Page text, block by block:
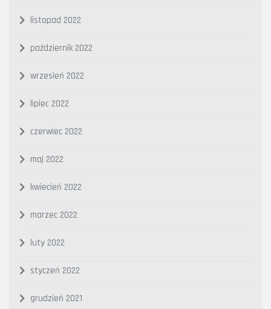
listopad 2022
październik 2022
wrzesień 2022
lipiec 2022
czerwiec 2022
maj 2022
kwiecień 2022
marzec 2022
luty 2022
styczeń 2022
grudzień 2021